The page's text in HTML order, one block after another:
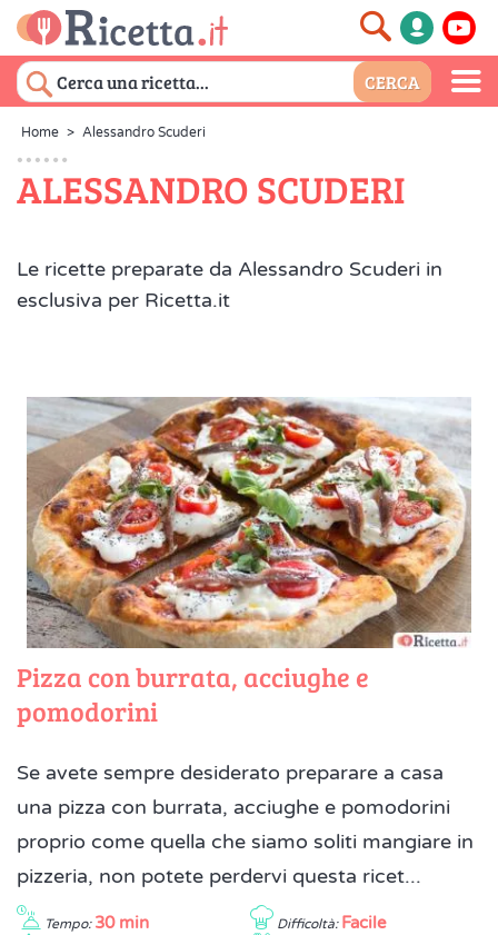
Home > Alessandro Scuderi
ALESSANDRO SCUDERI
Le ricette preparate da Alessandro Scuderi in
esclusiva per Ricetta.it
Pizza con burrata, acciughe e
pomodorini
Se avete sempre desiderato preparare a casa
una pizza con burrata, acciughe e pomodorini
proprio come quella che siamo soliti mangiare in
pizzeria, non potete perdervi questa ricet...
Tempo: 30 min Difficoltà: Facile